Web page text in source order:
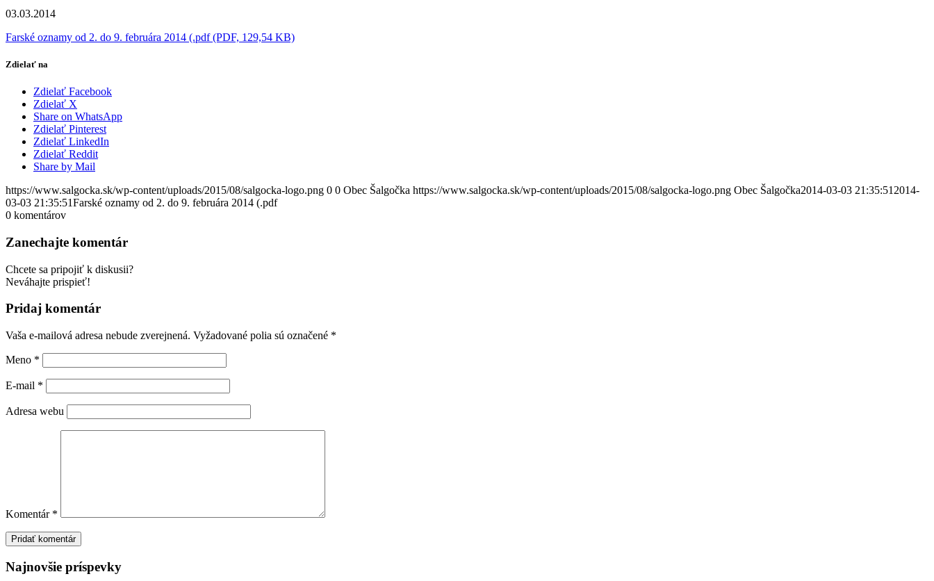
03.03.2014
Farské oznamy od 2. do 9. februára 2014 (.pdf (PDF, 129,54 KB)
Zdielať na
Zdielať Facebook
Zdielať X
Share on WhatsApp
Zdielať Pinterest
Zdielať LinkedIn
Zdielať Reddit
Share by Mail
https://www.salgocka.sk/wp-content/uploads/2015/08/salgocka-logo.png 0 0 Obec Šalgočka https://www.salgocka.sk/wp-content/uploads/2015/08/salgocka-logo.png Obec Šalgočka2014-03-03 21:35:51 2014-
03-03 21:35:51Farské oznamy od 2. do 9. februára 2014 (.pdf
0 komentárov
Zanechajte komentár
Chcete sa pripojiť k diskusii?
Neváhajte prispieť!
Pridaj komentár
Vaša e-mailová adresa nebude zverejnená. Vyžadované polia sú označené *
Meno *
E-mail *
Adresa webu
Komentár *
Najnovšie príspevky